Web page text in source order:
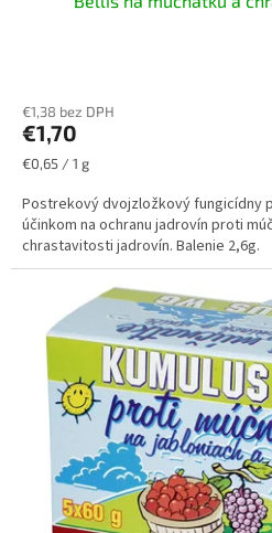
€1,38 bez DPH
€1,70
Jednotková
€0,65 / 1 g
Postrekový dvojzložkový fungicídny
účinkom na ochranu jadrovín proti
chrastavitosti jadrovín. Balenie 2,6g.